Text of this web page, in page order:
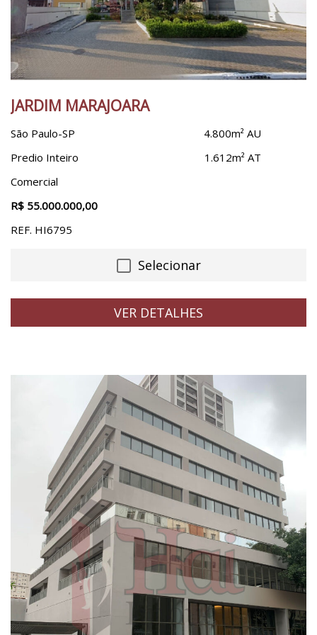
Morro Dos Ingleses
Morumbi
Pari
Parque São Domingos
Penha
Piqueri
Pirituba
Real Parque
Vila Clementino
Vila Jaguara
Vila Leopoldina
Vila Madalena
Vila Mariana
Vila Mascote
Vila Nova Conceição
Vila Olímpia
Vila Prudente
JARDIM MARAJOARA
São Paulo-SP
Predio Inteiro
Comercial
R$ 55.000.000,00
REF. HI6795
4.800m² AU
1.612m² AT
Selecionar
VER DETALHES